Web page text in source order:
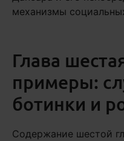
механизмы
Глава
примеры:
ботинки и
Содержание шестой